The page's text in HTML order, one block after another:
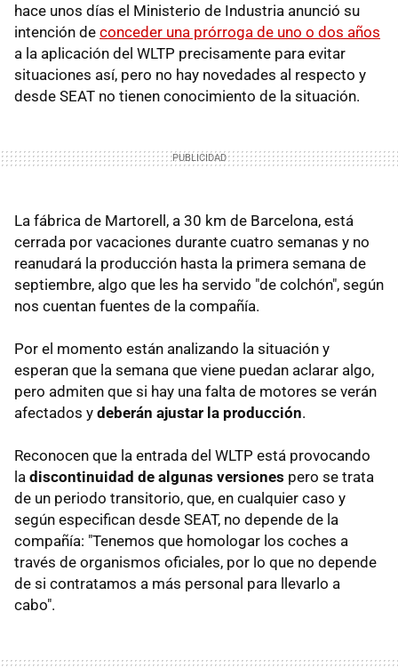
hace unos días el Ministerio de Industria anunció su
intención de conceder una prórroga de uno o dos años
a la aplicación del WLTP precisamente para evitar
situaciones así, pero no hay novedades al respecto y
desde SEAT no tienen conocimiento de la situación.
La fábrica de Martorell, a 30 km de Barcelona, está
cerrada por vacaciones durante cuatro semanas y no
reanudará la producción hasta la primera semana de
septiembre, algo que les ha servido "de colchón", según
nos cuentan fuentes de la compañía.
Por el momento están analizando la situación y
esperan que la semana que viene puedan aclarar algo,
pero admiten que si hay una falta de motores se verán
afectados y deberán ajustar la producción.
Reconocen que la entrada del WLTP está provocando
la discontinuidad de algunas versiones pero se trata
de un periodo transitorio, que, en cualquier caso y
según especifican desde SEAT, no depende de la
compañía: "Tenemos que homologar los coches a
través de organismos oficiales, por lo que no depende
de si contratamos a más personal para llevarlo a
cabo".